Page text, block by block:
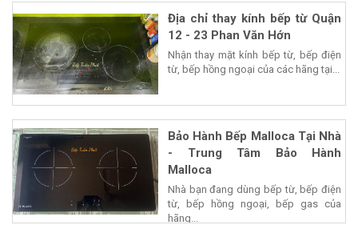
Địa chỉ thay kính bếp từ Quận
12 - 23 Phan Văn Hớn
Nhận thay mặt kính bếp từ, bếp điện
từ, bếp hồng ngoại của các hãng tại...
Bảo Hành Bếp Malloca Tại Nhà
- Trung Tâm Bảo Hành
Malloca
Nhà bạn đang dùng bếp từ, bếp điện
từ, bếp hồng ngoại, bếp gas của
hãng...